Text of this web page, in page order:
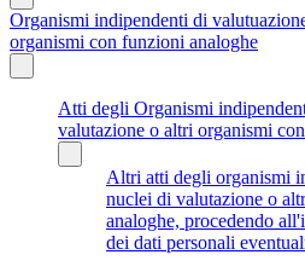
Organismi indipendenti di
organismi con funzioni analoghe
Atti degli Organismi
valutazione o altri organismi
Altri atti degli organismi
nuclei di valutazione o
analoghe, procedendo
dei dati personali